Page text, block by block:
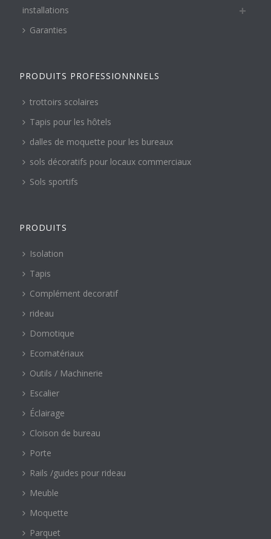
installations
Garanties
PRODUITS PROFESSIONNNELS
trottoirs scolaires
Tapis pour les hôtels
dalles de moquette pour les bureaux
sols décoratifs pour locaux commerciaux
Sols sportifs
PRODUITS
Isolation
Tapis
Complément decoratif
rideau
Domotique
Ecomatériaux
Outils / Machinerie
Escalier
Éclairage
Cloison de bureau
Porte
Rails /guides pour rideau
Meuble
Moquette
Parquet